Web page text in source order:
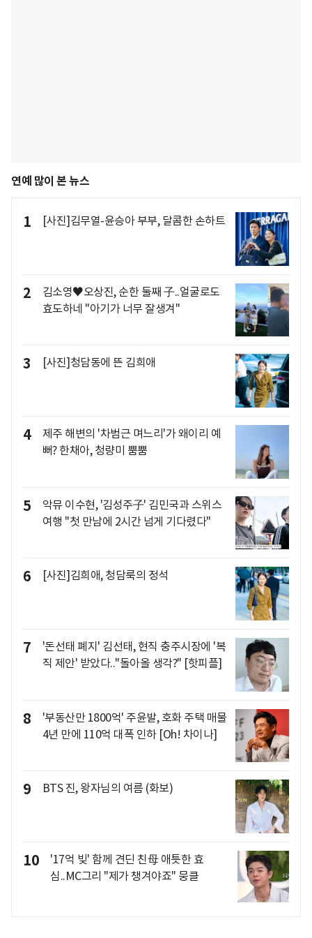
연예 많이 본 뉴스
1 [사진]김무열-윤승아 부부, 달콤한 손하트
2
김소영♥오상진, 순한 둘째 子..얼굴로도
효도하네 "아기가 너무 잘생겨"
3 [사진]청담동에 뜬 김희애
4
제주 해변의 '차범근 며느리'가 왜이리 예
뻐? 한채아, 청량미 뿜뿜
5
악뮤 이수현, '김성주子' 김민국과 스위스
여행 "첫 만남에 2시간 넘게 기다렸다"
6 [사진]김희애, 청담룩의 정석
7
'돈선태 폐지' 김선태, 현직 충주시장에 '복
직 제안' 받았다.."돌아올 생각?" [핫피플]
8
'부동산만 1800억' 주윤발, 호화 주택 매물
4년 만에 110억 대폭 인하 [Oh! 차이나]
9 BTS 진, 왕자님의 여름 (화보)
10
'17억 빚' 함께 견딘 친母 애틋한 효
심..MC그리 "제가 챙겨야죠" 뭉클